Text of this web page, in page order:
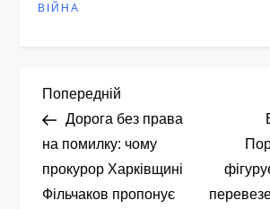
ВІЙНА
Н
а
в
Попередній
запис
Попередній
Дорога без права
на помилку: чому
прокурор Харківщині
Фільчаков пропонує